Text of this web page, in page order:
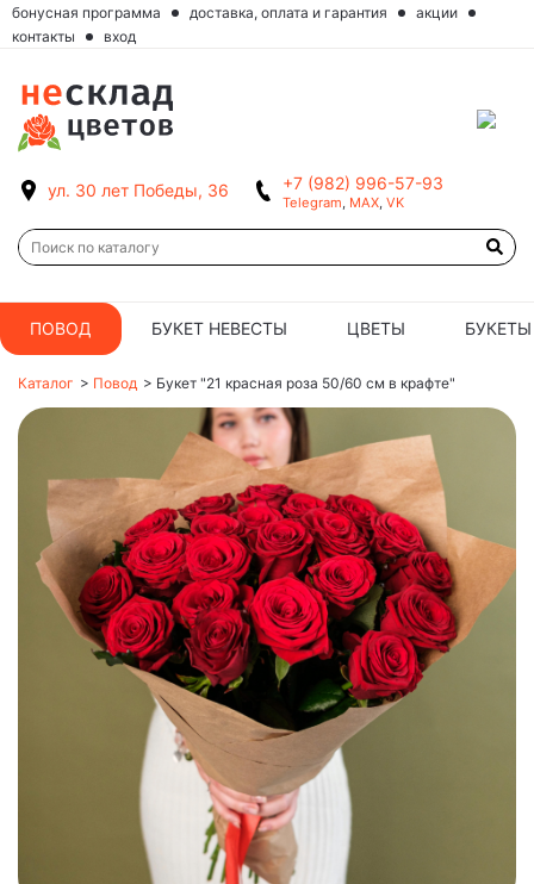
бонусная программа доставка, оплата и гарантия
акции
контакты
вход
ул. 30 лет Победы, 36 +7 (982) 996-57-93
Telegram, MAX, VK
ПОВОД БУКЕТ НЕВЕСТЫ ЦВЕТЫ БУКЕТЫ
Каталог > Повод > Букет "21 красная роза 50/60 см в крафте"